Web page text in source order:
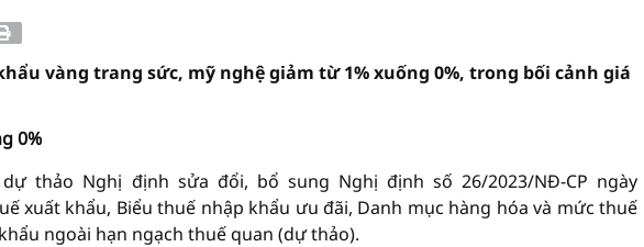
vàng trang sức, mỹ nghệ giảm từ 1% xuống 0%, trong bối cảnh giá
0%
thảo Nghị định sửa đổi, bổ sung Nghị định số 26/2023/NĐ-CP ngày
xuất khẩu, Biểu thuế nhập khẩu ưu đãi, Danh mục hàng hóa và mức thuế
ngoài hạn ngạch thuế quan (dự thảo).